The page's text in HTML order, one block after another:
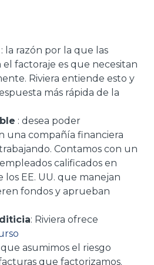
: la razón por la que las
el factoraje es que necesitan
Riviera entiende esto y
más rápida de la
: desea poder
una compañía financiera
Contamos con un
calificados en
los EE. UU. que manejan
fondos y aprueban
: Riviera ofrece
asumimos el riesgo
que factorizamos.